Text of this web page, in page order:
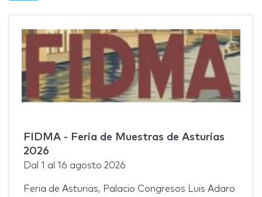
FIDMA - Feria de Muestras de Asturias
2026
Dal 1 al 16 agosto 2026
Feria de Asturias, Palacio Congresos Luis Adaro